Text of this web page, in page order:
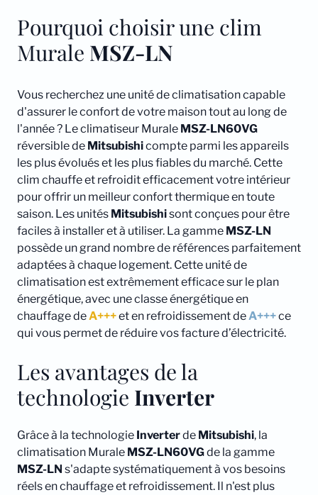
Pourquoi choisir une clim
Murale MSZ-LN
Vous recherchez une unité de climatisation capable
d'assurer le confort de votre maison tout au long de
l'année ? Le climatiseur Murale MSZ-LN60VG
réversible de Mitsubishicompte parmi les appareils
les plus évolués et les plus fiables du marché. Cette
clim chauffe et refroidit efficacement votre intérieur
pour offrir un meilleur confort thermique en toute
saison. Les unités Mitsubishisont conçues pour être
faciles à installer et à utiliser. La gamme MSZ-LN
possède un grand nombre de références parfaitement
adaptées à chaque logement. Cette unité de
climatisation est extrêmement efficace sur le plan
énergétique, avec une classe énergétique en
chauffage deA+++et en refroidissement deA+++ce
qui vous permet de réduire vos facture d’électricité.
Les avantages de la
technologie Inverter
Grâce à la technologie Inverterde Mitsubishi, la
climatisation Murale MSZ-LN60VGde la gamme
MSZ-LN s'adapte systématiquement à vos besoins
réels en chauffage et refroidissement. Il n'est plus